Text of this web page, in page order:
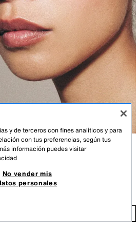
MEDIDAS
montura en acetato. Incluye funda.
y de terceros con fines analíticos y para
con tus preferencias, según tus
información puedes visitar
No vender mis
personales